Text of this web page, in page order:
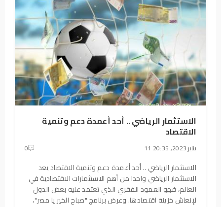
الاستثمار الرياضي .. أحد أعمدة دعم وتنمية
الاقتصاد
11 يناير 2023, 20:35 0
الاستثمار الرياضي .. أحد أعمدة دعم وتنمية الاقتصاد يعد
الاستثمار الرياضي واحدا من أهم الاستثمارات الاقتصادية في
العالم، فهو العمود الفقري الذي تعتمد عليه بعض الدول
لإنعاش خزينة اقتصادها. وعرض برنامج "صباح الخير يا مصر"،